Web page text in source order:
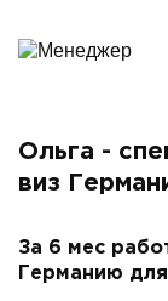
Ольга -
виз
За 6 мес
Германию